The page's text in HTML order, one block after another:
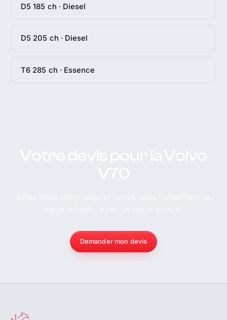
D5 185 ch · Diesel
D5 205 ch · Diesel
T6 285 ch · Essence
Demander mon devis